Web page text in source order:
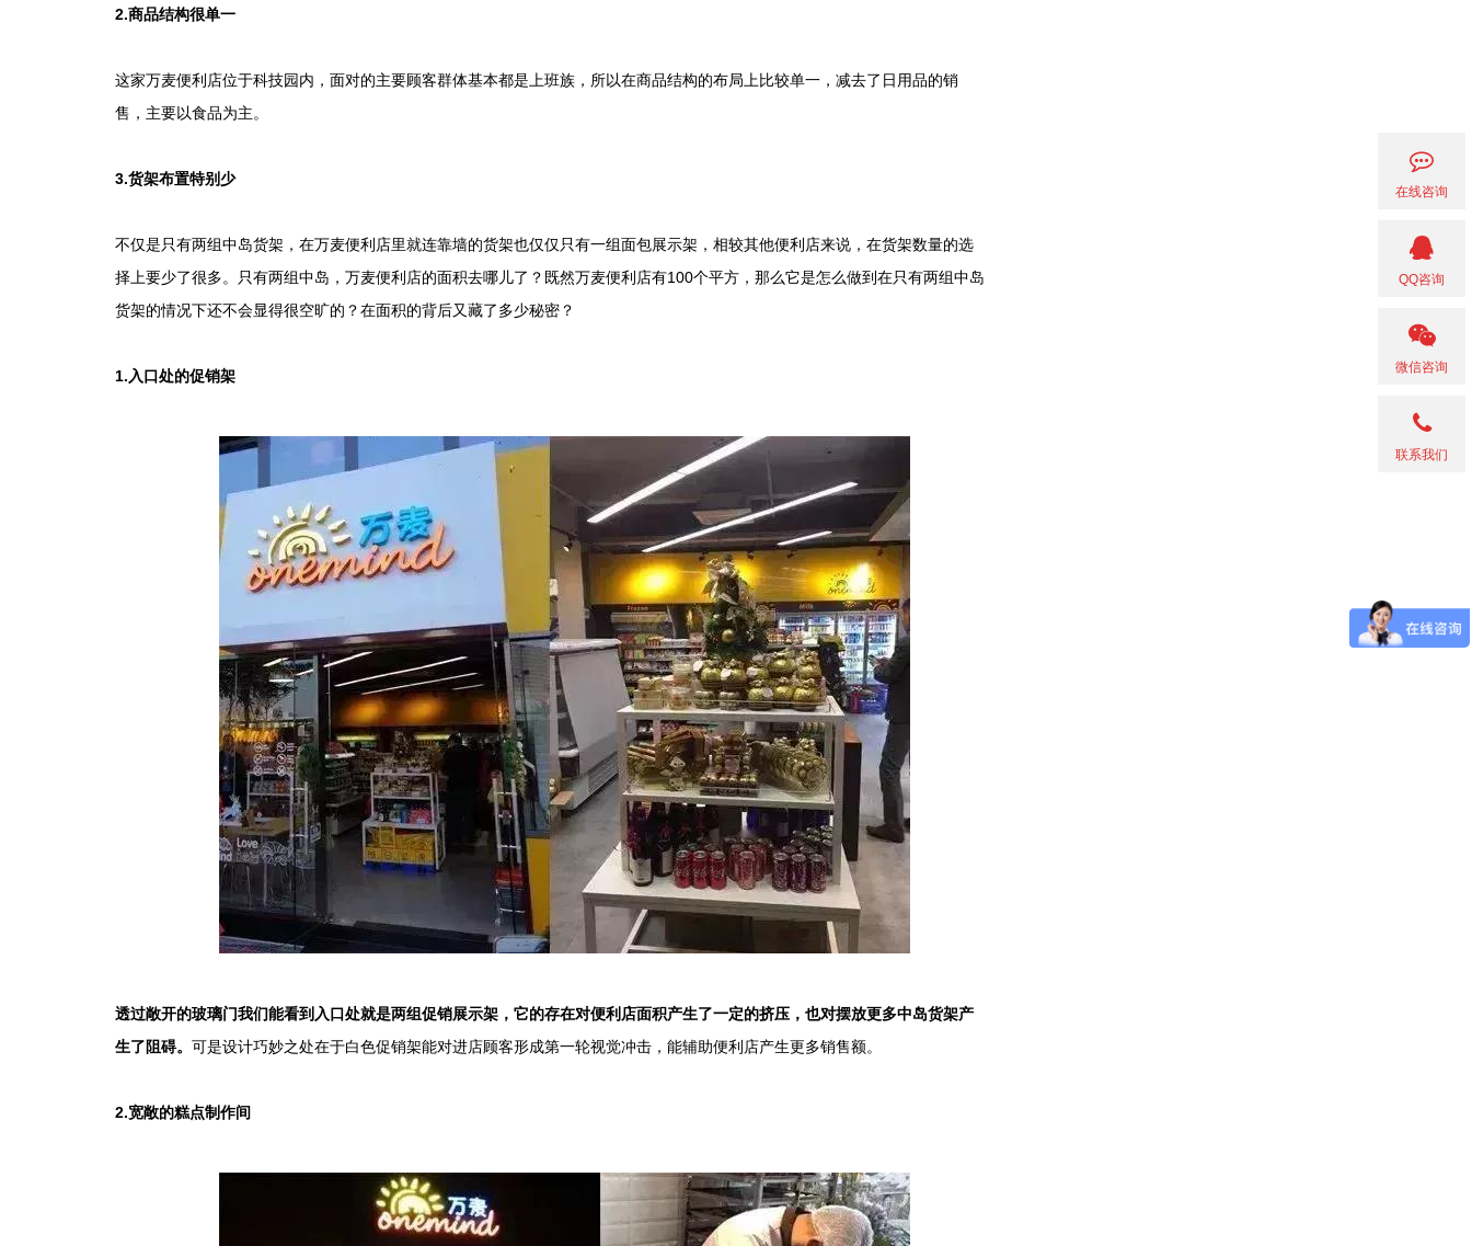
2.商品结构很单一
这家万麦便利店位于科技园内，面对的主要顾客群体基本都是上班族，所以在商品结构的布局上比较单一，减去了日用品的销
售，主要以食品为主。
3.货架布置特别少
不仅是只有两组中岛货架，在万麦便利店里就连靠墙的货架也仅仅只有一组面包展示架，相较其他便利店来说，在货架数量的选
择上要少了很多。只有两组中岛，万麦便利店的面积去哪儿了？既然万麦便利店有100个平方，那么它是怎么做到在只有两组中岛
货架的情况下还不会显得很空旷的？在面积的背后又藏了多少秘密？
1.入口处的促销架
透过敞开的玻璃门我们能看到入口处就是两组促销展示架，它的存在对便利店面积产生了一定的挤压，也对摆放更多中岛货架产
生了阻碍。 可是设计巧妙之处在于白色促销架能对进店顾客形成第一轮视觉冲击，能辅助便利店产生更多销售额。
2.宽敞的糕点制作间
在线咨询
QQ咨询
微信咨询
联系我们